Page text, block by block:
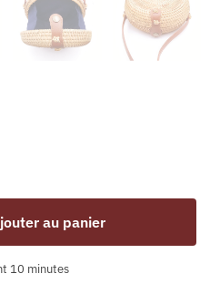
au panier
10 minutes